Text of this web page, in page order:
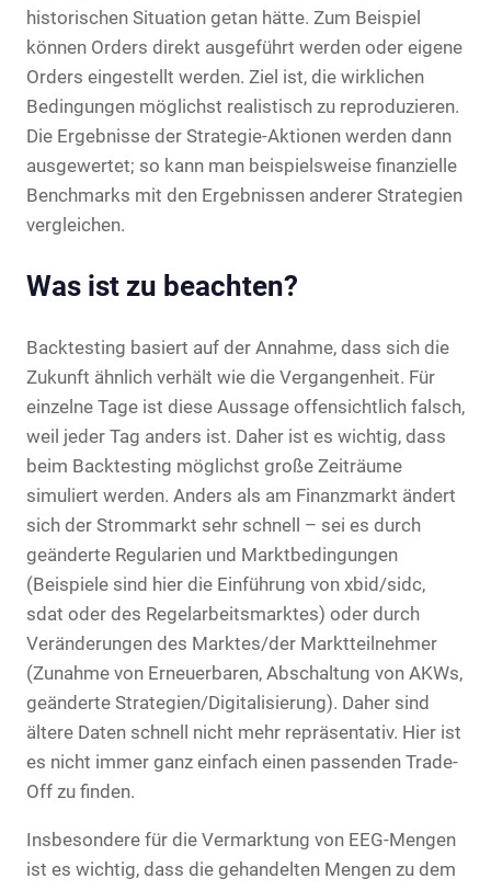
historischen Situation getan hätte. Zum Beispiel
können Orders direkt ausgeführt werden oder eigene
Orders eingestellt werden. Ziel ist, die wirklichen
Bedingungen möglichst realistisch zu reproduzieren.
Die Ergebnisse der Strategie-Aktionen werden dann
ausgewertet; so kann man beispielsweise finanzielle
Benchmarks mit den Ergebnissen anderer Strategien
vergleichen.
Was ist zu beachten?
Backtesting basiert auf der Annahme, dass sich die
Zukunft ähnlich verhält wie die Vergangenheit. Für
einzelne Tage ist diese Aussage offensichtlich falsch,
weil jeder Tag anders ist. Daher ist es wichtig, dass
beim Backtesting möglichst große Zeiträume
simuliert werden. Anders als am Finanzmarkt ändert
sich der Strommarkt sehr schnell – sei es durch
geänderte Regularien und Marktbedingungen
(Beispiele sind hier die Einführung von xbid/sidc,
sdat oder des Regelarbeitsmarktes) oder durch
Veränderungen des Marktes/der Marktteilnehmer
(Zunahme von Erneuerbaren, Abschaltung von AKWs,
geänderte Strategien/Digitalisierung). Daher sind
ältere Daten schnell nicht mehr repräsentativ. Hier ist
es nicht immer ganz einfach einen passenden Trade-
Off zu finden.
Insbesondere für die Vermarktung von EEG-Mengen
ist es wichtig, dass die gehandelten Mengen zu dem